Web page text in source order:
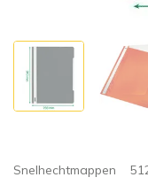
Snelhechtmappen